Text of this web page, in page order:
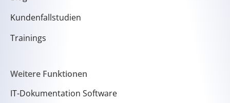
Kundenfallstudien
Trainings
Weitere Funktionen
IT-Dokumentation Software